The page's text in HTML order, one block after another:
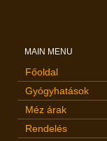
MAIN MENU
Főoldal
Gyógyhatások
Méz árak
Rendelés